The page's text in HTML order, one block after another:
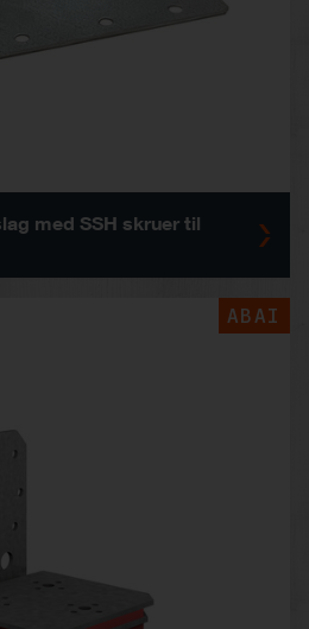
med SSH skruer til
ABAI